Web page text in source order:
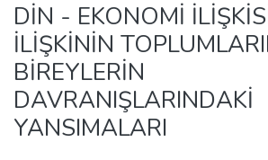
DİN - EKONOMİ
İLİŞKİNİN
BİREYLERİN
DAVRANIŞLARINDAKİ
YANSIMALARI